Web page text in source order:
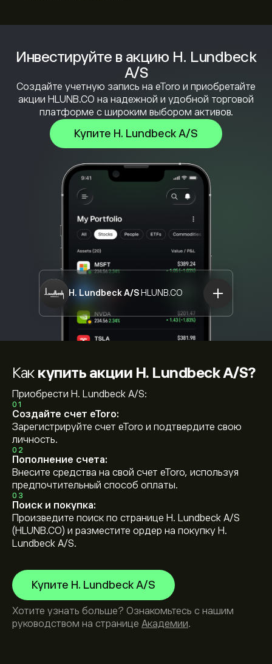
Инвестируйте в акцию H. Lundbeck
A/S
Создайте учетную запись на eToro и приобретайте
акции HLUNB.CO на надежной и удобной торговой
платформе с широким выбором активов.
Купите H. Lundbeck A/S
H. Lundbeck A/S HLUNB.CO
Как купить акции H. Lundbeck A/S?
Приобрести H. Lundbeck A/S:
01
Создайте счет eToro:
Зарегистрируйте счет eToro и подтвердите свою
личность.
02
Пополнение счета:
Внесите средства на свой счет eToro, используя
предпочтительный способ оплаты.
03
Поиск и покупка:
Произведите поиск по странице H. Lundbeck A/S
(HLUNB.CO) и разместите ордер на покупку H.
Lundbeck A/S.
Купите H. Lundbeck A/S
Хотите узнать больше? Ознакомьтесь с нашим
руководством на странице Академии.